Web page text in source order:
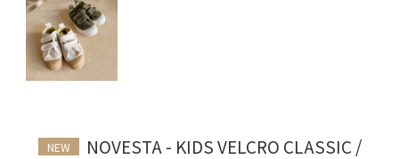
NEW
NOVESTA - KIDS VELCRO CLASSIC /